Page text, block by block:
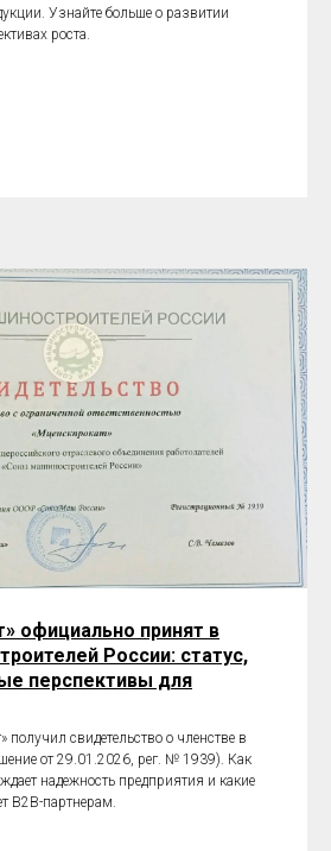
Узнайте больше о развитии
роста.
официально принят в
России: статус,
перспективы для
получил свидетельство о членстве в
от 29.01.2026, рег. № 1939). Как
надежность предприятия и какие
B2B-партнерам.